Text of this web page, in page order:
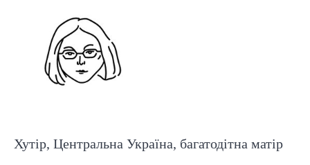
Хутір, Центральна Україна, багатодітна матір